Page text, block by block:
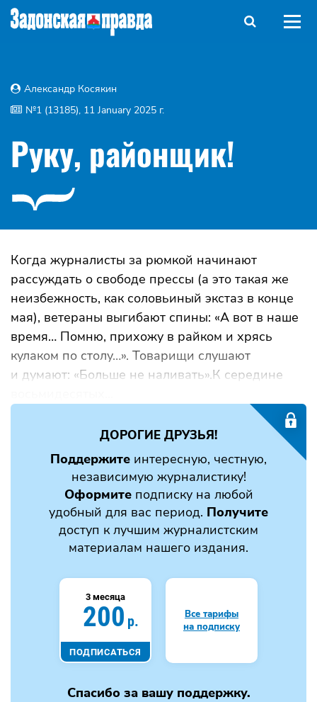
Александр Косякин
№1 (13185), 11 January 2025 г.
Руку, районщик!
Когда журналисты за рюмкой начинают
рассуждать о свободе прессы (а это такая же
неизбежность, как соловьиный экстаз в конце
мая), ветераны выгибают спины: «А вот в наше
время… Помню, прихожу в райком и хрясь
кулаком по столу…». Товарищи слушают
и думают: «Больше не наливать».К середине
ДОРОГИЕ ДРУЗЬЯ!
Поддержите интересную, честную,
независимую журналистику!
Оформитеподписку на любой
удобный для вас период. Получите
доступ к лучшим журналистским
материалам нашего издания.
3 месяца
200 р.
ПОДПИСАТЬСЯ
Все тарифы
на подписку
Спасибо за вашу поддержку.